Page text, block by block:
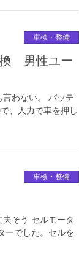
車検・整備
男性ユー
わない。 バッテ
、人力で車を押し
車検・整備
そう セルモータ
ーでした。セルを